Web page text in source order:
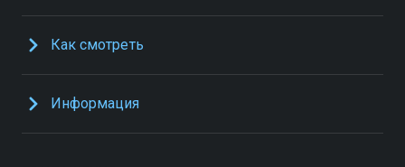
Как смотреть
Информация